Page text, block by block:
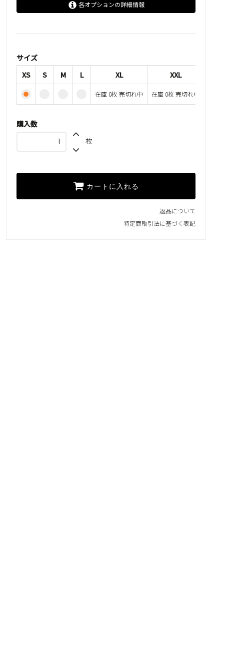
各オプションの詳細情報
XL
SOLD OUT
在庫 0枚 売切れ中
サイズ
XS
S M L XL XXL
在庫 0枚 売切れ中 在庫 0枚 売切れ中
購入数
枚
カートに入れる
返品について
特定商取引法に基づく表記